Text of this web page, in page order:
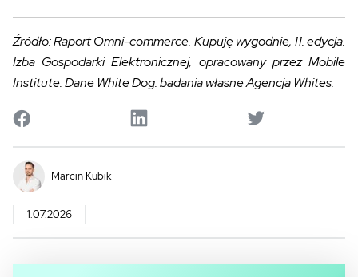
Źródło: Raport Omni-commerce. Kupuję wygodnie, 11. edycja.
Izba Gospodarki Elektronicznej, opracowany przez Mobile
Institute. Dane White Dog: badania własne Agencja Whites.
Marcin Kubik
1.07.2026